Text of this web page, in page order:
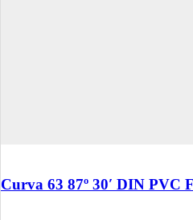
Curva 63 87º 30′ DIN PVC